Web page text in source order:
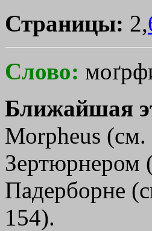
Страницы: 2,
Слово:
Ближайшая
Моrрhеus
Зертюрнером
Падерборне
154).